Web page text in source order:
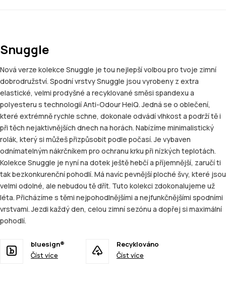
Snuggle
Nová verze kolekce Snuggle je tou nejlepší volbou pro tvoje zimní
dobrodružství. Spodní vrstvy Snuggle jsou vyrobeny z extra
elastické, velmi prodyšné a recyklované směsi spandexu a
polyesteru s technologií Anti-Odour HeiQ. Jedná se o oblečení,
které extrémně rychle schne, dokonale odvádí vlhkost a podrží tě i
při těch nejaktivnějších dnech na horách. Nabízíme minimalistický
rolák, který si můžeš přizpůsobit podle počasí. Je vybaven
odnímatelným nákrčníkem pro ochranu krku při nízkých teplotách.
Kolekce Snuggle je nyní na dotek ještě hebčí a příjemnější, zaručí ti
tak bezkonkurenční pohodlí. Má navíc pevnější ploché švy, které jsou
velmi odolné, ale nebudou tě dřít. Tuto kolekci zdokonalujeme už
léta. Přicházíme s těmi nejpohodlnějšími a nejfunkčnějšími spodními
vrstvami. Jezdi každý den, celou zimní sezónu a dopřej si maximální
pohodlí.
bluesign®
Číst více
Recyklováno
Číst více